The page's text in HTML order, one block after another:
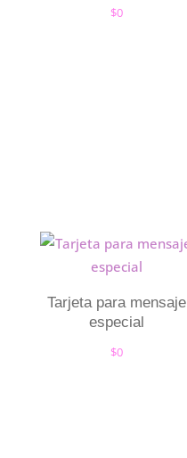
$0
Tarjeta para mensaje
especial
$0